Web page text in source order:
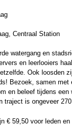
Centraal Station
watergang en
en leerlooiers
Ook loosden
Bezoek, samen
en beleef tijdens
traject is ongeveer
€ 59,50 voor leden